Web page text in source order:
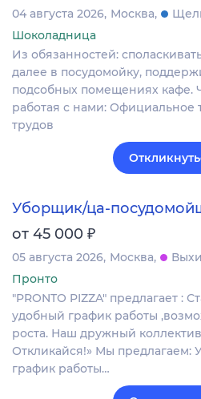
04 августа 2026 Москва
Шоколадница
Из обязанностей:
далее в посудомойку,
подсобных помещениях кафе.
работая с нами: Официальное
трудов
Уборщик/ца-
от 45 000 ₽
05 августа 2026 Москва
Пронто
"PRONTO PIZZA" предлагает :
удобный график работы
роста. Наш дружный
Откликайся!» Мы предлагаем:
график работы…